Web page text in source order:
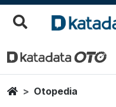
HomeOtopedia